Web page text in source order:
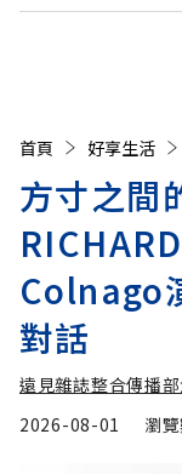
首頁 好享生活
方寸之間
Colnago
對話
遠見雜誌整合傳播
2026-08-01
瀏